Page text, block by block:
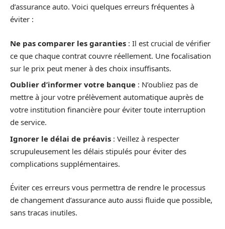
d’assurance auto. Voici quelques erreurs fréquentes à
éviter :
Ne pas comparer les garanties : Il est crucial de vérifier
ce que chaque contrat couvre réellement. Une focalisation
sur le prix peut mener à des choix insuffisants.
Oublier d’informer votre banque : N’oubliez pas de
mettre à jour votre prélèvement automatique auprès de
votre institution financière pour éviter toute interruption
de service.
Ignorer le délai de préavis : Veillez à respecter
scrupuleusement les délais stipulés pour éviter des
complications supplémentaires.
Éviter ces erreurs vous permettra de rendre le processus
de changement d’assurance auto aussi fluide que possible,
sans tracas inutiles.